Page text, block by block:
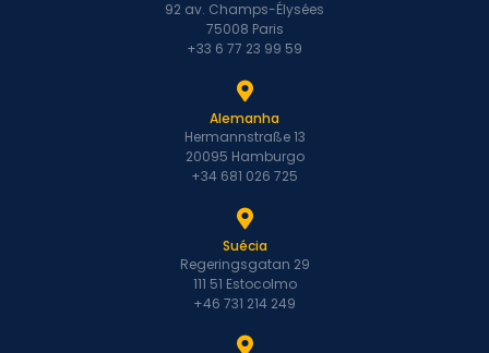
92 av. Champs-Élysées
75008 Paris
+33 6 77 23 99 59
Alemanha
Hermannstraße 13
20095 Hamburgo
+34 681 026 725
Suécia
Regeringsgatan 29
111 51 Estocolmo
+46 731 214 249